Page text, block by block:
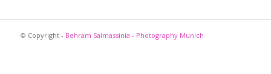
© Copyright - Behram Salmassinia - Photography Munich